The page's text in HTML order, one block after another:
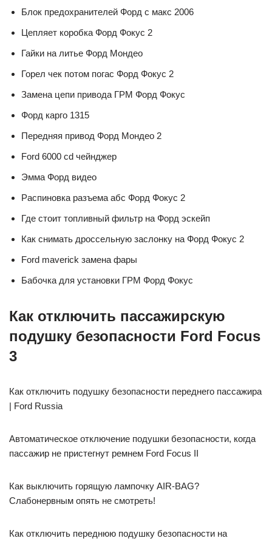
Блок предохранителей Форд с макс 2006
Цепляет коробка Форд Фокус 2
Гайки на литье Форд Мондео
Горел чек потом погас Форд Фокус 2
Замена цепи привода ГРМ Форд Фокус
Форд карго 1315
Передняя привод Форд Мондео 2
Ford 6000 cd чейнджер
Эмма Форд видео
Распиновка разъема абс Форд Фокус 2
Где стоит топливный фильтр на Форд эскейп
Как снимать дроссельную заслонку на Форд Фокус 2
Ford maverick замена фары
Бабочка для установки ГРМ Форд Фокус
Как отключить пассажирскую
подушку безопасности Ford Focus
3
Как отключить подушку безопасности переднего пассажира
| Ford Russia
Автоматическое отключение подушки безопасности, когда
пассажир не пристегнут ремнем Ford Focus II
Как выключить горящую лампочку AIR-BAG?
Слабонервным опять не смотреть!
Как отключить переднюю подушку безопасности на